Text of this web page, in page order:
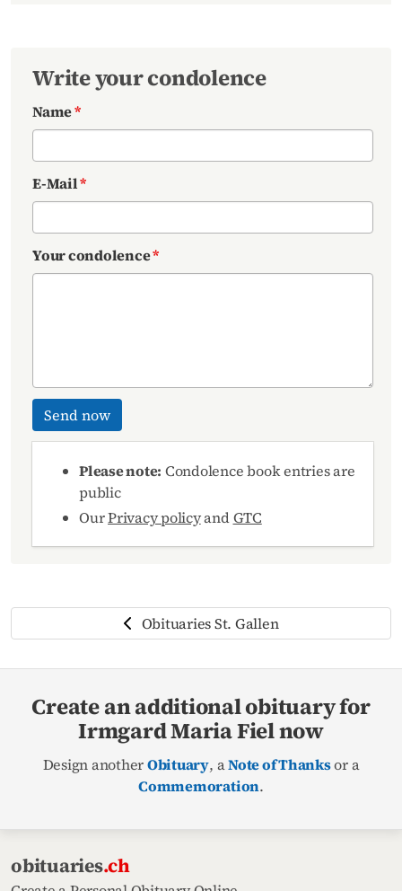
Write your condolence
Name*
E-Mail*
Your condolence*
Send now
Please note: Condolence book entries are
public
OurPrivacy policyandGTC
Obituaries St. Gallen
Create an additional obituary for
Irmgard Maria Fiel now
Design anotherObituary, aNote of Thanksor a
Commemoration.
obituaries.ch